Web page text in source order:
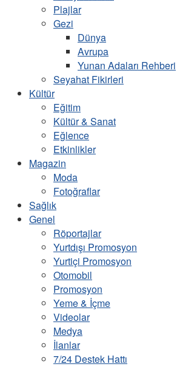
Plajlar
Gezi
Dünya
Avrupa
Yunan Adaları Rehberi
Seyahat Fikirleri
Kültür
Eğitim
Kültür & Sanat
Eğlence
Etkinlikler
Magazin
Moda
Fotoğraflar
Sağlık
Genel
Röportajlar
Yurtdışı Promosyon
Yurtiçi Promosyon
Otomobil
Promosyon
Yeme & İçme
Videolar
Medya
İlanlar
7/24 Destek Hattı